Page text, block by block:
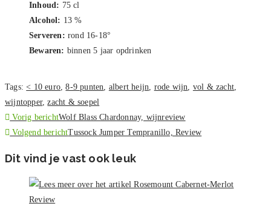
Inhoud: 75 cl
Alcohol: 13 %
Serveren: rond 16-18°
Bewaren: binnen 5 jaar opdrinken
Tags:< 10 euro, 8-9 punten, albert heijn, rode wijn, vol & zacht,
wijntopper, zacht & soepel
Lees
meer
artikelen
Vorig berichtWolf Blass Chardonnay, wijnreview
Volgend berichtTussock Jumper Tempranillo, Review
Dit vind je vast ook leuk